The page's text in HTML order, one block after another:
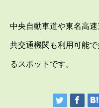
中央自動車道や東名高
共交通機関も利用可能
るスポットです。